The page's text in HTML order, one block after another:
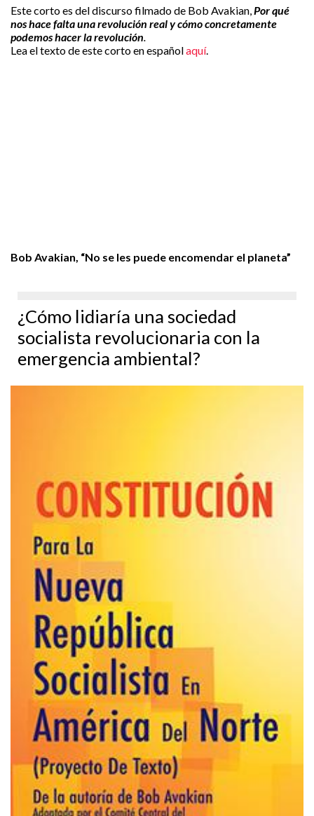
Este corto es del discurso filmado de Bob Avakian,Por qué
nos hace falta una revolución real y cómo concretamente
podemos hacer la revolución.
Lea el texto de este corto en españolaquí.
Bob Avakian, “No se les puede encomendar el planeta”
¿Cómo lidiaría una sociedad
socialista revolucionaria con la
emergencia ambiental?